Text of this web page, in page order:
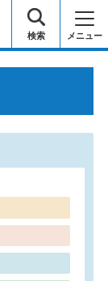
検索 メニュー